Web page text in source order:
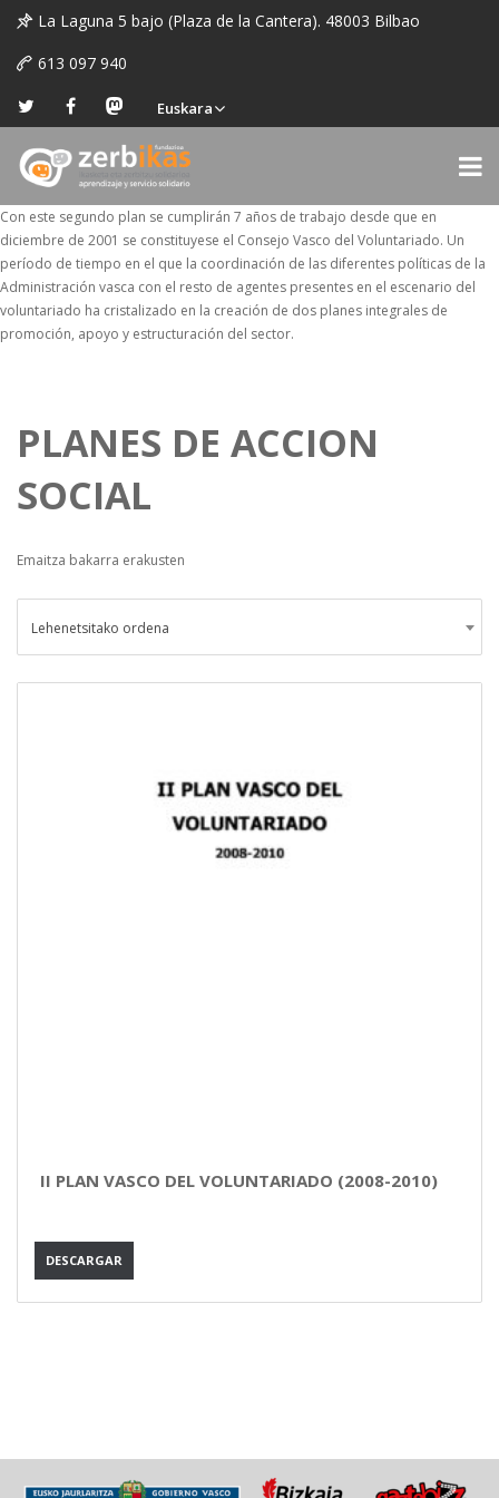
La Laguna 5 bajo (Plaza de la Cantera). 48003 Bilbao
613 097 940
Euskara
Con este segundo plan se cumplirán 7 años de trabajo desde que en
diciembre de 2001 se constituyese el Consejo Vasco del Voluntariado. Un
período de tiempo en el que la coordinación de las diferentes políticas de la
Administración vasca con el resto de agentes presentes en el escenario del
voluntariado ha cristalizado en la creación de dos planes integrales de
promoción, apoyo y estructuración del sector.
PLANES DE ACCION
SOCIAL
Emaitza bakarra erakusten
Lehenetsitako ordena
II PLAN VASCO DEL VOLUNTARIADO (2008-2010)
DESCARGAR